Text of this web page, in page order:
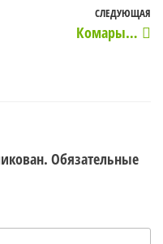
СЛЕДУЮЩАЯ
Комары…
Обязательные